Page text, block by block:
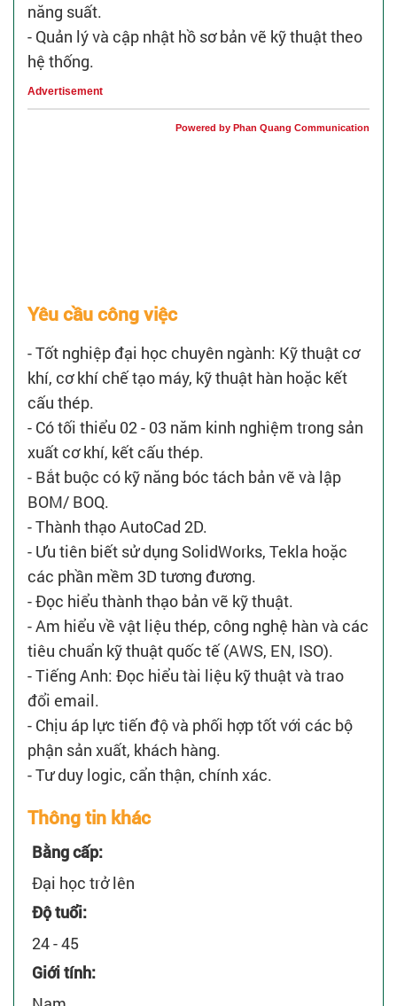
năng suất.
- Quản lý và cập nhật hồ sơ bản vẽ kỹ thuật theo
hệ thống.
Advertisement
Powered by Phan Quang Communication
Yêu cầu công việc
- Tốt nghiệp đại học chuyên ngành: Kỹ thuật cơ
khí, cơ khí chế tạo máy, kỹ thuật hàn hoặc kết
cấu thép.
- Có tối thiểu 02 - 03 năm kinh nghiệm trong sản
xuất cơ khí, kết cấu thép.
- Bắt buộc có kỹ năng bóc tách bản vẽ và lập
BOM/ BOQ.
- Thành thạo AutoCad 2D.
- Ưu tiên biết sử dụng SolidWorks, Tekla hoặc
các phần mềm 3D tương đương.
- Đọc hiểu thành thạo bản vẽ kỹ thuật.
- Am hiểu về vật liệu thép, công nghệ hàn và các
tiêu chuẩn kỹ thuật quốc tế (AWS, EN, ISO).
- Tiếng Anh: Đọc hiểu tài liệu kỹ thuật và trao
đổi email.
- Chịu áp lực tiến độ và phối hợp tốt với các bộ
phận sản xuất, khách hàng.
- Tư duy logic, cẩn thận, chính xác.
Thông tin khác
Bằng cấp:
Đại học trở lên
Độ tuổi:
24 - 45
Giới tính: